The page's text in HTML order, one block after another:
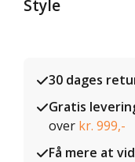
Style
30 dages
Gratis
over kr. 999,-
Få mere at